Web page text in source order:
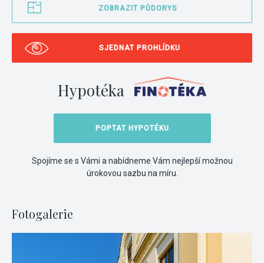
ZOBRAZIT PŮDORYS
SJEDNAT PROHLÍDKU
Hypotéka
POPTAT HYPOTÉKU
Spojíme se s Vámi a nabídneme Vám nejlepší možnou
úrokovou sazbu na míru.
Fotogalerie